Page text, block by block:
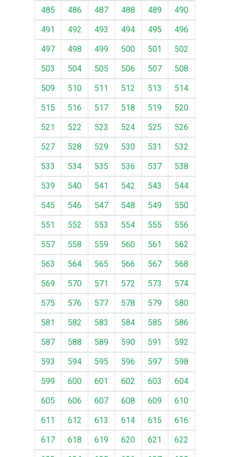
485 486 487 488 489
490
491
492 493 494 495
496
497
498 499 500 501
502
503
504 505 506 507
508
509
510 511 512 513
514
515
516 517 518 519
520
521
522 523 524 525
526
527
528 529 530 531
532
533
534 535 536 537
538
539
540 541 542 543
544
545
546 547 548 549
550
551
552 553 554 555
556
557
558 559 560 561
562
563
564 565 566 567
568
569
570 571 572 573
574
575
576 577 578 579
580
581
582 583 584 585
586
587
588 589 590 591
592
593
594 595 596 597
598
599
600 601 602 603
604
605
606 607 608 609
610
611
612 613 614 615
616
617
618 619 620 621
622